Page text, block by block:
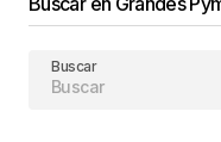
Buscar